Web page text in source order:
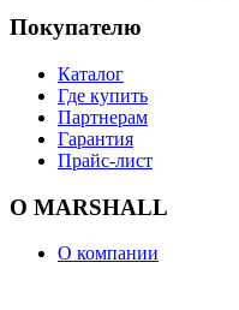
Покупателю
Каталог
Где купить
Партнерам
Гарантия
Прайс-лист
О MARSHALL
О компании